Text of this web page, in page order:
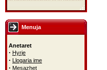
Menuja
Anetaret
· Hyrje
· Llogaria ime
· Mesazhet